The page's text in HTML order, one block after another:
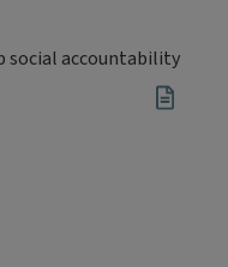
social accountability